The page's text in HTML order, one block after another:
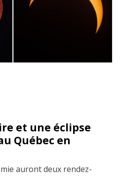
et une éclipse
Québec en
auront deux rendez-